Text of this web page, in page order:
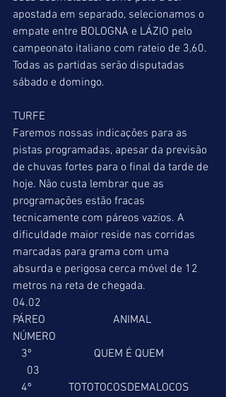
apostada em separado, selecionamos o
empate entre BOLOGNA e LÁZIO pelo
campeonato italiano com rateio de 3,60.
Todas as partidas serão disputadas
sábado e domingo.
TURFE
Faremos nossas indicações para as
pistas programadas, apesar da previsão
de chuvas fortes para o final da tarde de
hoje. Não custa lembrar que as
programações estão fracas
tecnicamente com páreos vazios. A
dificuldade maior reside nas corridas
marcadas para grama com uma
absurda e perigosa cerca móvel de 12
metros na reta de chegada.
04.02
PÁREO                        ANIMAL
NÚMERO
     03